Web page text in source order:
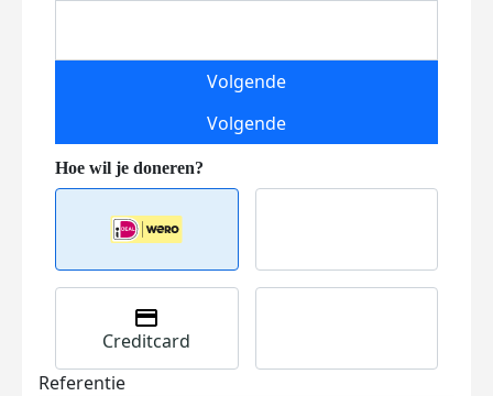
Volgende
Volgende
Creditcard
Referentie